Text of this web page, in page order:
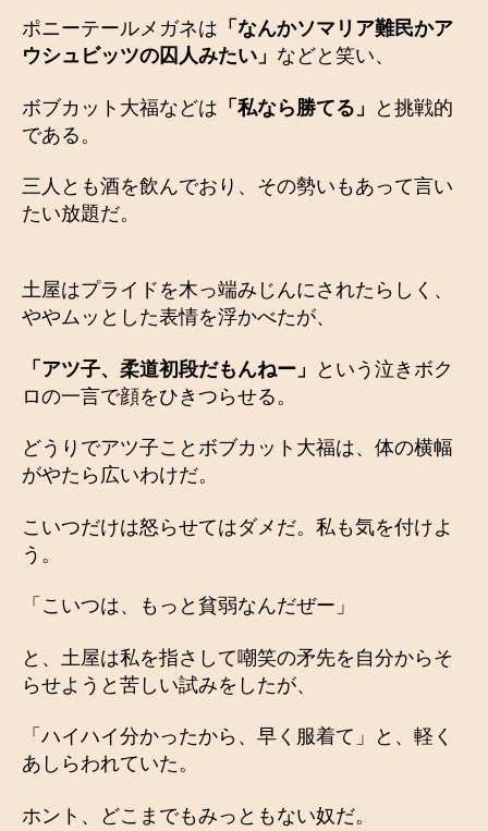
ポニーテールメガネは 「なんかソマリア難民かア
ウシュビッツの囚人みたい」 などと笑い、
ボブカット大福などは 「私なら勝てる」
と挑戦的
である。
三人とも酒を飲んでおり、その勢いもあって言い
たい放題だ。
土屋はプライドを木っ端みじんにされたらしく、
ややムッとした表情を浮かべたが、
「アツ子、柔道初段だもんねー」
という泣きボク
ロの一言で顔をひきつらせる。
どうりでアツ子ことボブカット大福は、体の横幅
がやたら広いわけだ。
こいつだけは怒らせてはダメだ。私も気を付けよ
う。
「こいつは、もっと貧弱なんだぜー」
と、土屋は私を指さして嘲笑の矛先を自分からそ
らせようと苦しい試みをしたが、
「ハイハイ分かったから、早く服着て」と、軽く
あしらわれていた。
ホント、どこまでもみっともない奴だ。